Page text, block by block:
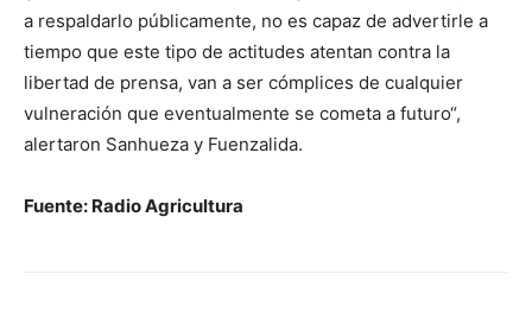
a respaldarlo públicamente, no es capaz de advertirle a
tiempo que este tipo de actitudes atentan contra la
libertad de prensa, van a ser cómplices de cualquier
vulneración que eventualmente se cometa a futuro“,
alertaron Sanhueza y Fuenzalida.
Fuente: Radio Agricultura